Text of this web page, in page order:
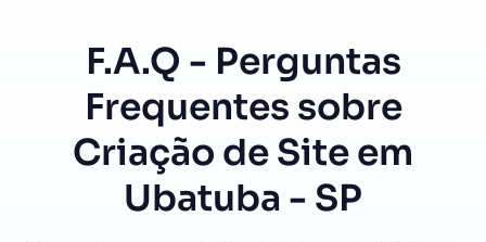
F.A.Q - Perguntas
Frequentes sobre
Criação de Site em
Ubatuba - SP